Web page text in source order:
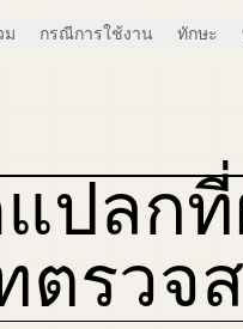
ม กรณีการใช้งาน ทักษะ
ปลก
ตรว